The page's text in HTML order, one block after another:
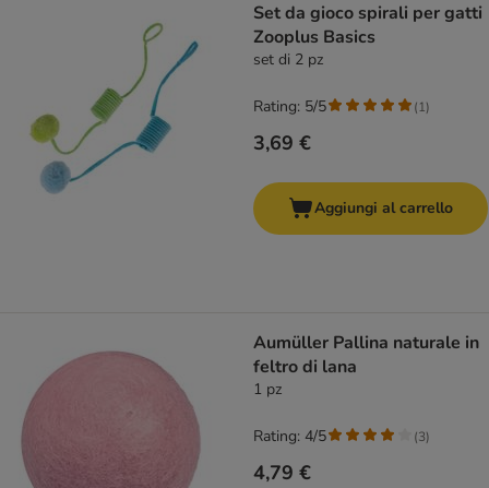
Set da gioco spirali per gatti
Zooplus Basics
set di 2 pz
3,69 €
Rating: 5/5 (1)
Aggiungi al carrello
Aumüller Pallina naturale in
feltro di lana
1 pz
4,79 €
Rating: 4/5 (3)